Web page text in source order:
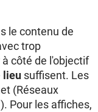
le contenu de
trop
côté de l'objectif
lieu suffisent. Les
(Réseaux
Pour les affiches,